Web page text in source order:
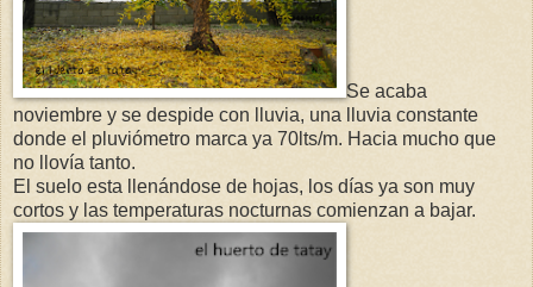
Se acaba
noviembre y se despide con lluvia, una lluvia constante
donde el pluviómetro marca ya 70lts/m. Hacia mucho que
no llovía tanto.
El suelo esta llenándose de hojas, los días ya son muy
cortos y las temperaturas nocturnas comienzan a bajar.